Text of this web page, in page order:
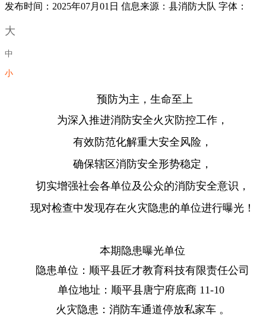
发布时间：2025年07月01日 信息来源：县消防大队 字体：
大
中
小
预防为主，生命至上
为深入推进消防安全火灾防控工作，
有效防范化解重大安全风险，
确保辖区消防安全形势稳定，
切实增强社会各单位及公众的消防安全意识，
现对检查中发现存在火灾隐患的单位进行曝光！
本期隐患曝光单位
隐患单位：顺平县匠才教育科技有限责任公司
单位地址：顺平县唐宁府底商 11-10
火灾隐患： 消防车通道停放私家车 。